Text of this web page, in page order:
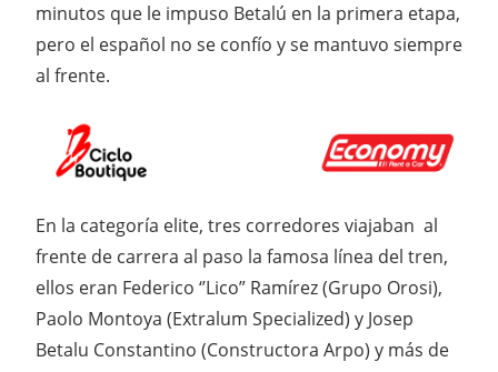
minutos que le impuso Betalú en la primera etapa,
pero el español no se confío y se mantuvo siempre
al frente.
En la categoría elite, tres corredores viajaban al
frente de carrera al paso la famosa línea del tren,
ellos eran Federico ‘’Lico” Ramírez (Grupo Orosi),
Paolo Montoya (Extralum Specialized) y Josep
Betalu Constantino (Constructora Arpo) y más de